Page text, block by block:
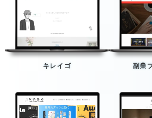
キレイゴ 副業